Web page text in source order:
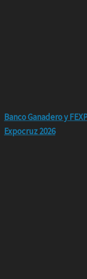
Banco Ganadero y
Expocruz 2026